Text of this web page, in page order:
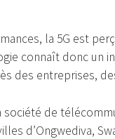
la 5G est
connaît donc un
des entreprises,
société de
d’Ongwediva,